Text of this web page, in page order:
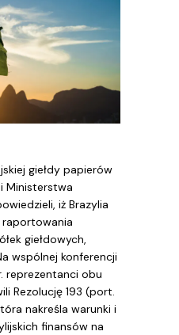
giełdy papierów
Ministerstwa
iż Brazylia
giełdowych,
wspólnej konferencji
reprezentanci obu
Rezolucję 193 (port.
nakreśla warunki i
finansów na